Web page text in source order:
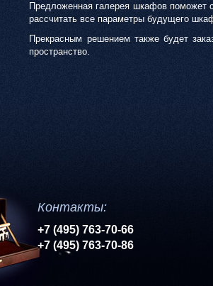
Предложенная галерея шкафов поможет
рассчитать все параметры будущего
Прекрасным решением также будет
пространство.
Контакты:
+7 (495) 763-70-66
+7 (495) 763-70-86